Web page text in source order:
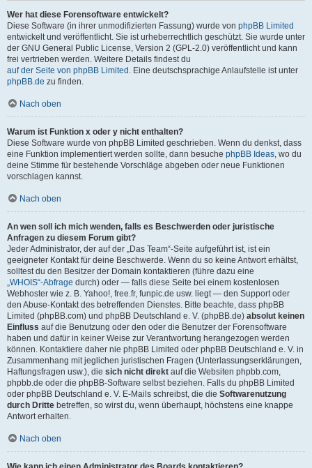
Wer hat diese Forensoftware entwickelt?
Diese Software (in ihrer unmodifizierten Fassung) wurde von phpBB Limited
entwickelt und veröffentlicht. Sie ist urheberrechtlich geschützt. Sie wurde unter
der GNU General Public License, Version 2 (GPL-2.0) veröffentlicht und kann
frei vertrieben werden. Weitere Details findest du
auf der Seite von phpBB Limited . Eine deutschsprachige Anlaufstelle ist unter
phpBB.de zu finden.
Nach oben
Warum ist Funktion x oder y nicht enthalten?
Diese Software wurde von phpBB Limited geschrieben. Wenn du denkst, dass
eine Funktion implementiert werden sollte, dann besuche phpBB Ideas, wo du
deine Stimme für bestehende Vorschläge abgeben oder neue Funktionen
vorschlagen kannst.
Nach oben
An wen soll ich mich wenden, falls es Beschwerden oder juristische
Anfragen zu diesem Forum gibt?
Jeder Administrator, der auf der „Das Team“-Seite aufgeführt ist, ist ein
geeigneter Kontakt für deine Beschwerde. Wenn du so keine Antwort erhältst,
solltest du den Besitzer der Domain kontaktieren (führe dazu eine
„WHOIS“-Abfrage durch) oder — falls diese Seite bei einem kostenlosen
Webhoster wie z. B. Yahoo!, free.fr, funpic.de usw. liegt — den Support oder
den Abuse-Kontakt des betreffenden Dienstes. Bitte beachte, dass phpBB
Limited (phpBB.com) und phpBB Deutschland e. V. (phpBB.de) absolut keinen
Einfluss auf die Benutzung oder den oder die Benutzer der Forensoftware
haben und dafür in keiner Weise zur Verantwortung herangezogen werden
können. Kontaktiere daher nie phpBB Limited oder phpBB Deutschland e. V. in
Zusammenhang mit jeglichen juristischen Fragen (Unterlassungserklärungen,
Haftungsfragen usw.), die sich nicht direkt auf die Websiten phpbb.com,
phpbb.de oder die phpBB-Software selbst beziehen. Falls du phpBB Limited
oder phpBB Deutschland e. V. E-Mails schreibst, die die Softwarenutzung
durch Dritte betreffen, so wirst du, wenn überhaupt, höchstens eine knappe
Antwort erhalten.
Nach oben